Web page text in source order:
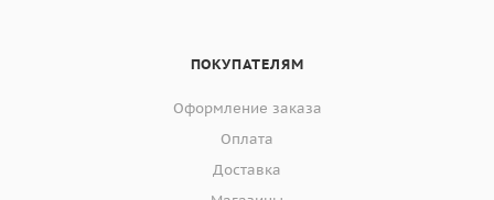
ПОКУПАТЕЛЯМ
Оформление заказа
Оплата
Доставка